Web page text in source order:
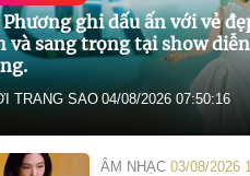
Phương ghi dấu ấn với vẻ
và sang trọng tại show
TRANG SAO 04/08/2026 07:50:16
ÂM NHẠC 03/08/2026